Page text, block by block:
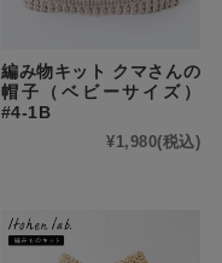
編み物キット クマさんの
帽子（ベビーサイズ）
#4-1B
¥1,980(税込)